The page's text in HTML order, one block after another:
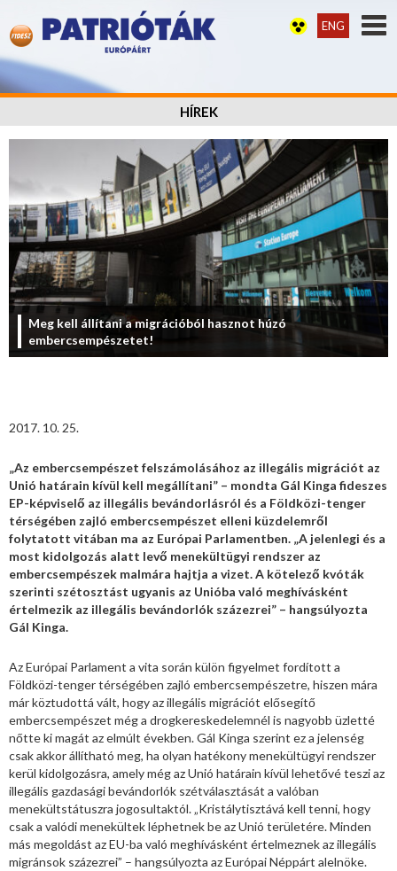
ENG
HÍREK
Meg kell állítani a migrációból hasznot húzó
embercsempészetet!
2017. 10. 25.
„Az embercsempészet felszámolásához az illegális migrációt az
Unió határain kívül kell megállítani” – mondta Gál Kinga fideszes
EP-képviselő az illegális bevándorlásról és a Földközi-tenger
térségében zajló embercsempészet elleni küzdelemről
folytatott vitában ma az Európai Parlamentben. „A jelenlegi és a
most kidolgozás alatt levő menekültügyi rendszer az
embercsempészek malmára hajtja a vizet. A kötelező kvóták
szerinti szétosztást ugyanis az Unióba való meghívásként
értelmezik az illegális bevándorlók százezrei” – hangsúlyozta
Gál Kinga.
Az Európai Parlament a vita során külön figyelmet fordított a
Földközi-tenger térségében zajló embercsempészetre, hiszen mára
már köztudottá vált, hogy az illegális migrációt elősegítő
embercsempészet még a drogkereskedelemnél is nagyobb üzletté
nőtte ki magát az elmúlt években. Gál Kinga szerint ez a jelenség
csak akkor állítható meg, ha olyan hatékony menekültügyi rendszer
kerül kidolgozásra, amely még az Unió határain kívül lehetővé teszi az
illegális gazdasági bevándorlók szétválasztását a valóban
menekültstátuszra jogosultaktól. „Kristálytisztává kell tenni, hogy
csak a valódi menekültek léphetnek be az Unió területére. Minden
más megoldást az EU-ba való meghívásként értelmeznek az illegális
migránsok százezrei” – hangsúlyozta az Európai Néppárt alelnöke.